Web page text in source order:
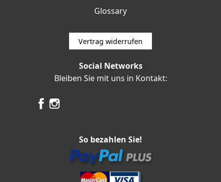
Glossary
Vertrag widerrufen
Social Networks
Bleiben Sie mit uns in Kontakt:
So bezahlen Sie!